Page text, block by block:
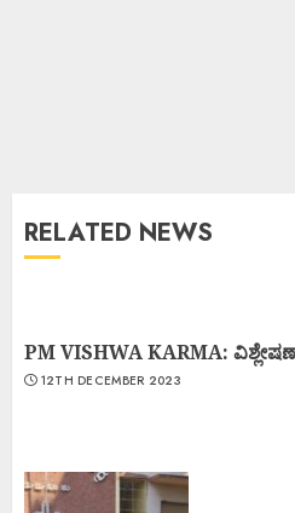
RELATED NEWS
PM VISHWA KARMA:
12TH DECEMBER 2023